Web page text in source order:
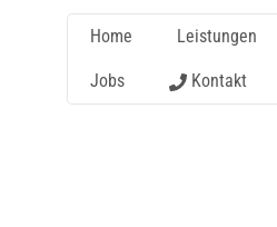
Home Leistungen
Jobs Kontakt